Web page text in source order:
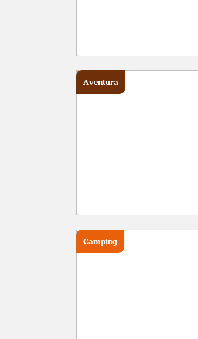
Aventura
Camping